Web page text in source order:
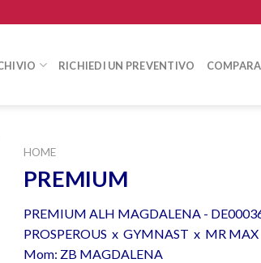
RICHIEDI UN PREVENTIVO
HOME
PREMIUM
PREMIUM ALH MAGDALENA -
PROSPEROUS x GYMNAST x MR MAX
Mom: ZB MAGDALENA